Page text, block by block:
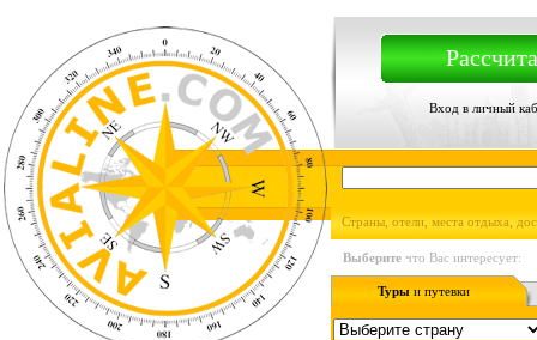
Вход в личный
Страны, отели, места отдыха,
Выберите что Вас интересует:
Туры и путевки